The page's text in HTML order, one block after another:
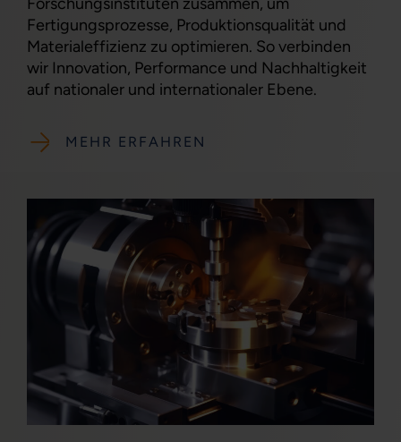
Fertigungsprozesse, Produktionsqualität und
Materialeffizienz zu optimieren. So verbinden
wir Innovation, Performance und Nachhaltigkeit
auf nationaler und internationaler Ebene.
MEHR ERFAHREN